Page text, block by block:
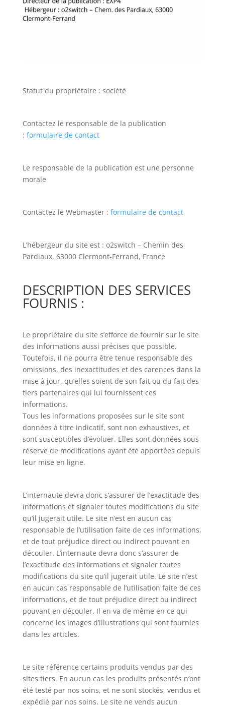
Statut du propriétaire : société
Contactez le responsable de la publication
: formulaire de contact
Le responsable de la publication est une personne
morale
Contactez le Webmaster : formulaire de contact
L’hébergeur du site est : o2switch – Chemin des
Pardiaux, 63000 Clermont-Ferrand, France
DESCRIPTION DES SERVICES
FOURNIS :
Le propriétaire du site s’efforce de fournir sur le site
des informations aussi précises que possible.
Toutefois, il ne pourra être tenue responsable des
omissions, des inexactitudes et des carences dans la
mise à jour, qu’elles soient de son fait ou du fait des
tiers partenaires qui lui fournissent ces
informations.
Tous les informations proposées sur le site sont
données à titre indicatif, sont non exhaustives, et
sont susceptibles d’évoluer. Elles sont données sous
réserve de modifications ayant été apportées depuis
leur mise en ligne.
L’internaute devra donc s’assurer de l’exactitude des
informations et signaler toutes modifications du site
qu’il jugerait utile. Le site n’est en aucun cas
responsable de l’utilisation faite de ces informations,
et de tout préjudice direct ou indirect pouvant en
découler. L’internaute devra donc s’assurer de
l’exactitude des informations et signaler toutes
modifications du site qu’il jugerait utile. Le site n’est
en aucun cas responsable de l’utilisation faite de ces
informations, et de tout préjudice direct ou indirect
pouvant en découler. Il en va de même en ce qui
concerne les images d’illustrations qui sont fournies
dans les articles.
Le site référence certains produits vendus par des
sites tiers. En aucun cas les produits présentés n’ont
été testé par nos soins, et ne sont stockés, vendus et
expédié par nos soins. Le site ne vends aucun